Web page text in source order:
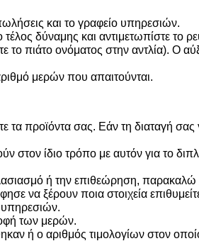
και το γραφείο υπηρεσιών.
δύναμης και αντιμετωπίστε το
το πιάτο ονόματος στην αντλία). Ο
μερών που απαιτούνται.
προϊόντα σας. Εάν τη διαταγή σας
στον ίδιο τρόπο με αυτόν για το
ή την επιθεώρηση,
να ξέρουν ποια στοιχεία
των μερών.
ή ο αριθμός τιμολογίων στον